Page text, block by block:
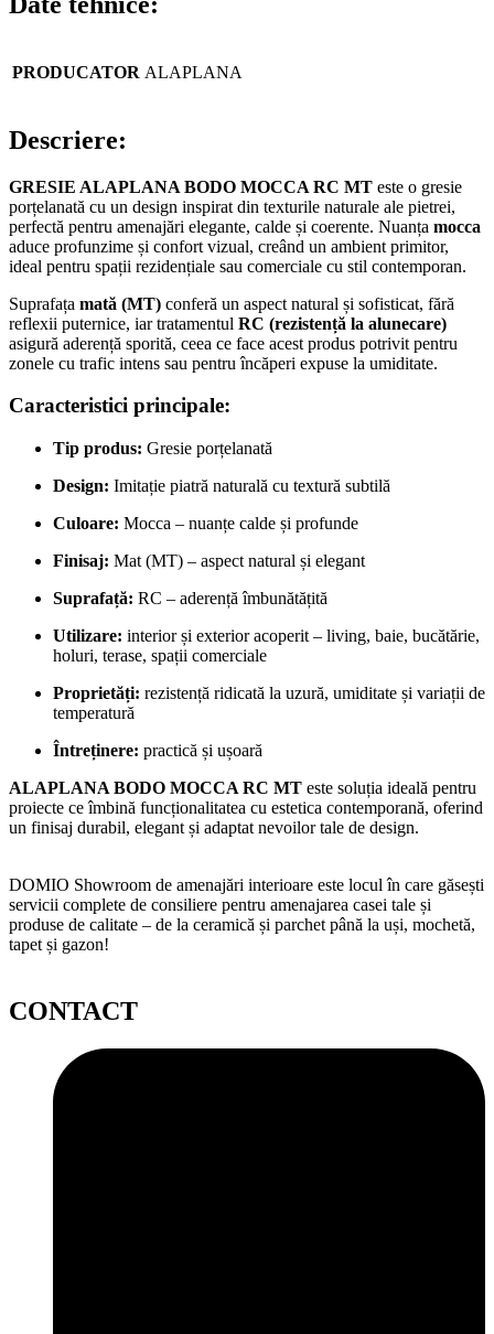
PRODUCATOR ALAPLANA
Descriere:
GRESIE ALAPLANA BODO MOCCA RC MT este o gresie
porțelanată cu un design inspirat din texturile naturale ale pietrei,
perfectă pentru amenajări elegante, calde și coerente. Nuanța mocca
aduce profunzime și confort vizual, creând un ambient primitor,
ideal pentru spații rezidențiale sau comerciale cu stil contemporan.
Suprafața mată (MT) conferă un aspect natural și sofisticat, fără
reflexii puternice, iar tratamentul RC (rezistență la alunecare)
asigură aderență sporită, ceea ce face acest produs potrivit pentru
zonele cu trafic intens sau pentru încăperi expuse la umiditate.
Caracteristici principale:
Tip produs: Gresie porțelanată
Design: Imitație piatră naturală cu textură subtilă
Culoare: Mocca – nuanțe calde și profunde
Finisaj: Mat (MT) – aspect natural și elegant
Suprafață: RC – aderență îmbunătățită
Utilizare: interior și exterior acoperit – living, baie, bucătărie,
holuri, terase, spații comerciale
Proprietăți: rezistență ridicată la uzură, umiditate și variații de
temperatură
Întreținere: practică și ușoară
ALAPLANA BODO MOCCA RC MT este soluția ideală pentru
proiecte ce îmbină funcționalitatea cu estetica contemporană, oferind
un finisaj durabil, elegant și adaptat nevoilor tale de design.
DOMIO Showroom de amenajări interioare este locul în care găsești
servicii complete de consiliere pentru amenajarea casei tale și
produse de calitate – de la ceramică și parchet până la uși, mochetă,
tapet și gazon!
CONTACT